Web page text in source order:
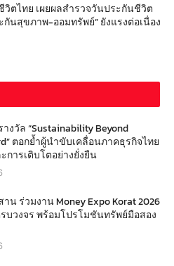
ตไทย เผยผลสำรวจวันประกันชีวิต
กันสุขภาพ-ออมทรัพย์” ยังแรงต่อเนื่อง
งวัล “Sustainability Beyond
ตอกย้ำผู้นำขับเคลื่อนภาคธุรกิจไทย
การเติบโตอย่างยั่งยืน
น ร่วมงาน Money Expo Korat 2026
บวงจร พร้อมโปรโมชันทรัพย์มือสอง